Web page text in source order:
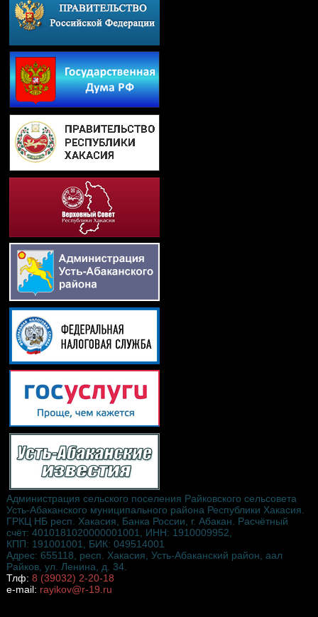
Администрация сельского поселения Райковского сельсовета
Усть-Абаканского муниципального района Республики Хакасия.
ГРКЦ НБ респ. Хакасия, Банка России, г. Абакан. Расчётный
счёт: 4010181020000001001, ИНН: 1910009952,
КПП: 191001001, БИК: 049514001
Адрес: 655118, респ. Хакасия, Усть-Абаканский район, аал
Райков, ул. Ленина, д. 34.
Тлф: 8 (39032) 2-20-18
e-mail: rayikov@r-19.ru